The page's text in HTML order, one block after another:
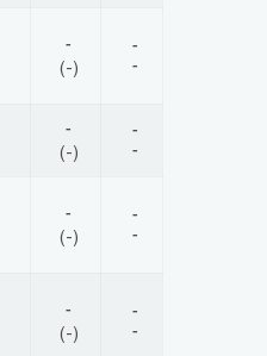
-
(-)
-
-
-
(-)
-
-
-
(-)
-
-
-
(-)
-
-